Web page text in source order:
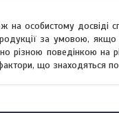
на особистому досвіді
за умовою, якщо
різною поведінкою на
фактори, що знаходяться